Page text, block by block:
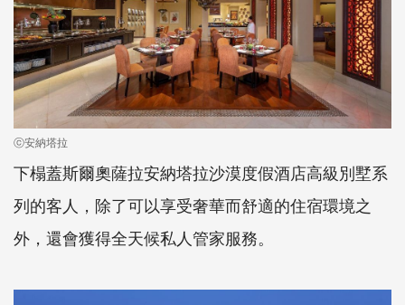
ⓒ安納塔拉
下榻蓋斯爾奧薩拉安納塔拉沙漠度假酒店高級別墅系
列的客人，除了可以享受奢華而舒適的住宿環境之
外，還會獲得全天候私人管家服務。